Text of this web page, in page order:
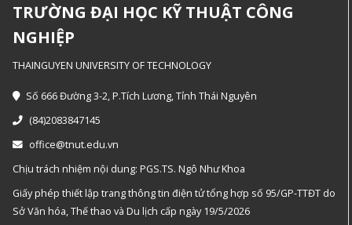
TRƯỜNG ĐẠI HỌC KỸ THUẬT CÔNG
NGHIỆP
THAINGUYEN UNIVERSITY OF TECHNOLOGY
Số 666 Đường 3-2, P.Tích Lương, Tỉnh Thái Nguyên
(84)2083847145
office@tnut.edu.vn
Chịu trách nhiệm nội dung: PGS.TS. Ngô Như Khoa
Giấy phép thiết lập trang thông tin điện tử tổng hợp số 95/GP-TTĐT do
Sở Văn hóa, Thế thao và Du lịch cấp ngày 19/5/2026